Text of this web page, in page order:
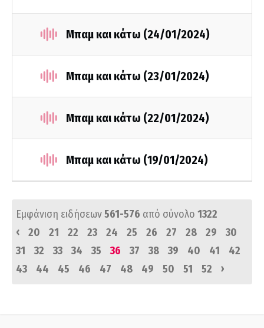
Μπαμ και κάτω (24/01/2024)
Μπαμ και κάτω (23/01/2024)
Μπαμ και κάτω (22/01/2024)
Μπαμ και κάτω (19/01/2024)
Εμφάνιση ειδήσεων561-576 από σύνολο 1322
‹
20 21 22 23 24 25 26 27 28 29
30
31
32 33 34 35 36 37 38 39 40 41
42
43
44 45 46 47 48 49 50 51 52 ›